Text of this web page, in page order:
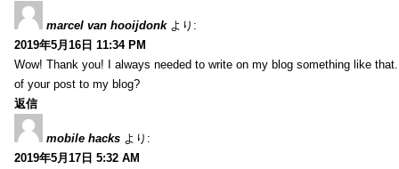
marcel van hooijdonk より:
2019年5月16日 11:34 PM
Wow! Thank you! I always needed to write on my blog something like
of your post to my blog?
返信
mobile hacks より:
2019年5月17日 5:32 AM